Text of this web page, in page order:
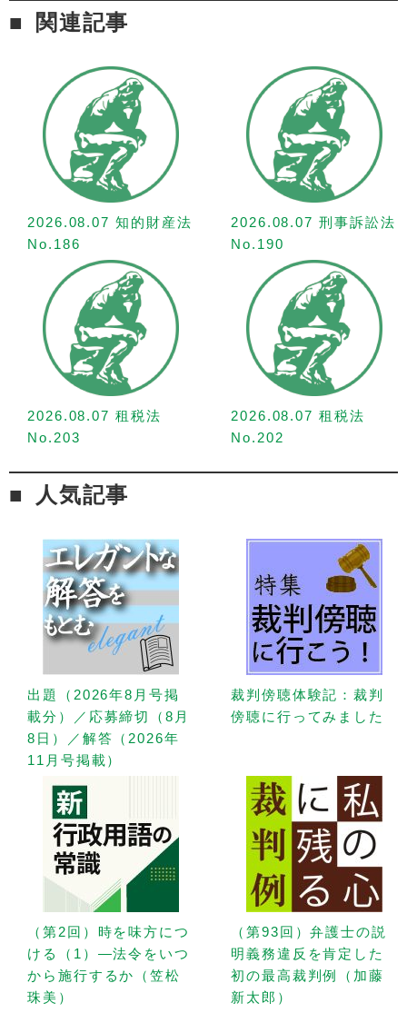
関連記事
2026.08.07 知的財産法
No.186
2026.08.07 刑事訴訟法
No.190
2026.08.07 租税法
No.203
2026.08.07 租税法
No.202
人気記事
出題（2026年8月号掲
載分）／応募締切（8月
8日）／解答（2026年
11月号掲載）
裁判傍聴体験記：裁判
傍聴に行ってみました
（第2回）時を味方につ
ける（1）—法令をいつ
から施行するか（笠松
珠美）
（第93回）弁護士の説
明義務違反を肯定した
初の最高裁判例（加藤
新太郎）